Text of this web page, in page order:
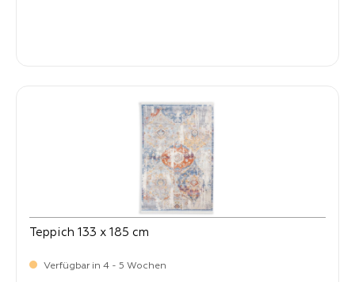
Teppich 133 x 185 cm
Verfügbar in 4 - 5 Wochen